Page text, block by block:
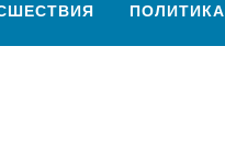
ПОЛИТИКА